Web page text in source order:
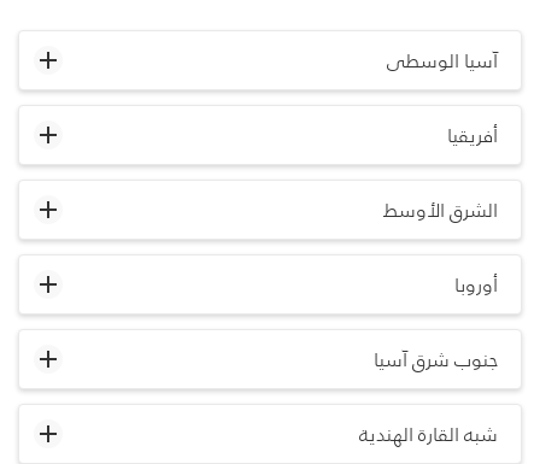
آسيا الوسطى
أفريقيا
الشرق الأوسط
أوروبا
جنوب شرق آسيا
شبه القارة الهندية